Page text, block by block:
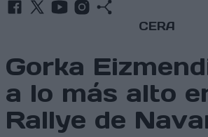
CERA
Gorka
a lo más alto
Rallye de